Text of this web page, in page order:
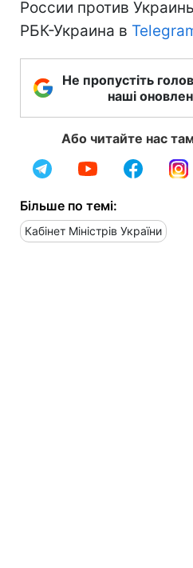
России против
РБК-Украина в
Не пропустіть
наші
Або читайте нас
Більше по темі:
Кабінет Міністрів України